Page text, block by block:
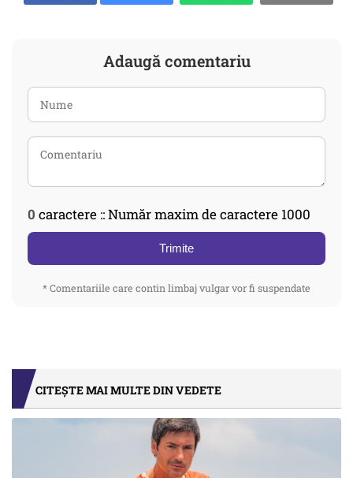
Adaugă comentariu
0 caractere :: Număr maxim de caractere 1000
Trimite
* Comentariile care contin limbaj vulgar vor fi suspendate
CITEȘTE MAI MULTE DIN VEDETE